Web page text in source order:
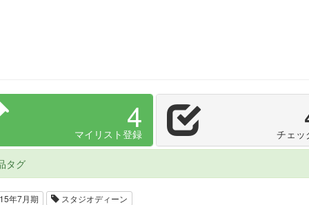
4
マイリスト登録 チェッ
タグ
年7月期
スタジオディーン